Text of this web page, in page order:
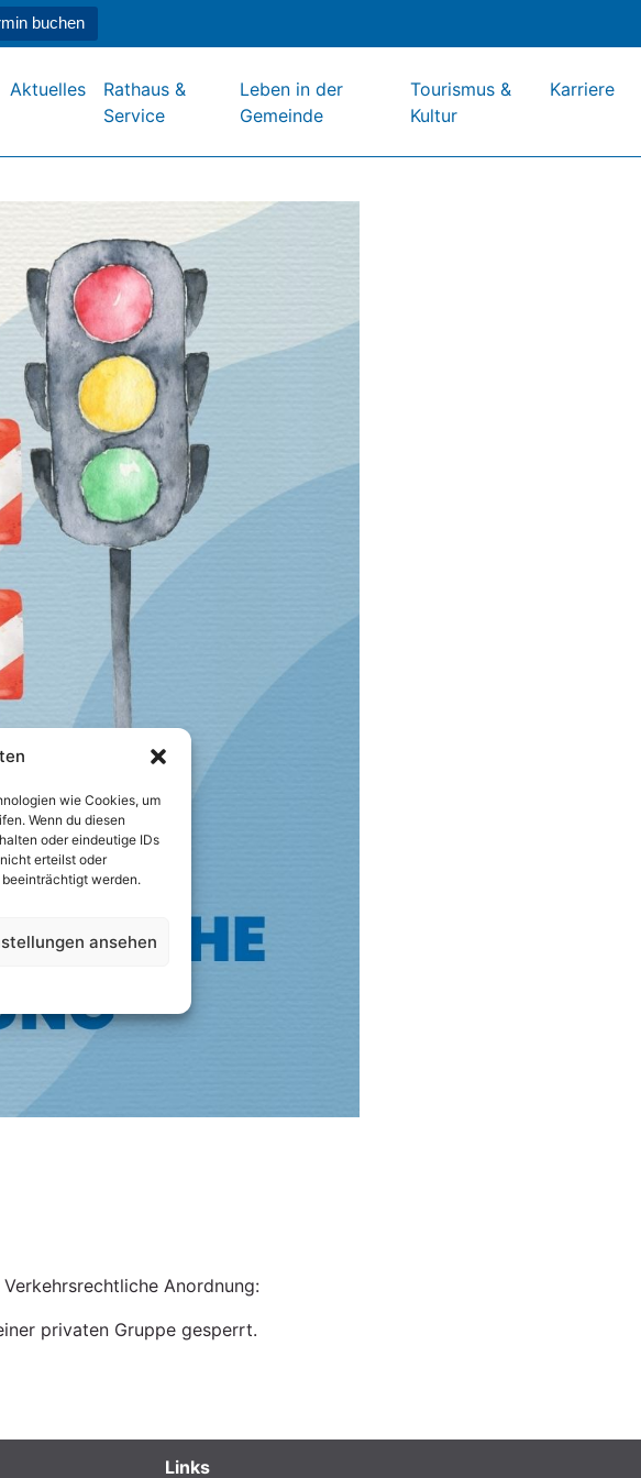
buchen
wie Cookies, um
Wenn du diesen
oder eindeutige IDs
erteilst oder
werden.
ansehen
Aktuelles
Rathaus &
Service
Leben in der
Gemeinde
Tourismus &
Kultur
Karriere
Anordnung:
privaten Gruppe gesperrt.
Links